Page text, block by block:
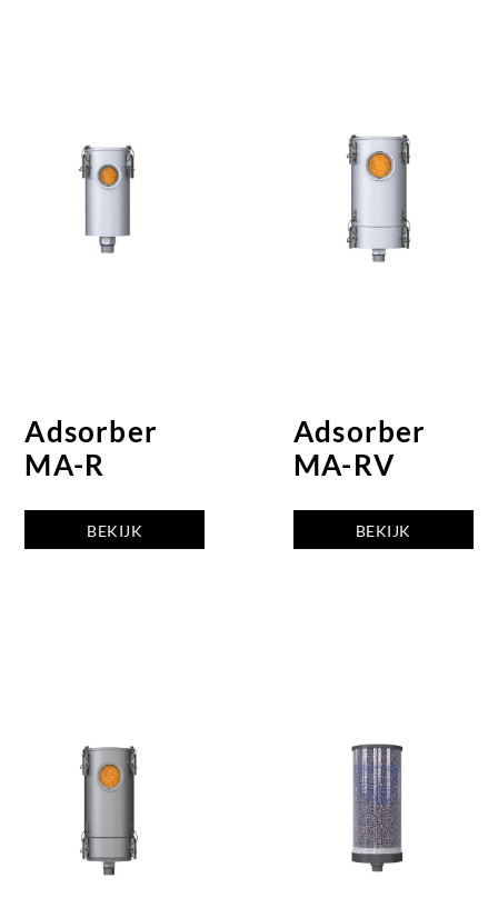
Adsorber
MA-R
BEKIJK
Adsorber
MA-RV
BEKIJK